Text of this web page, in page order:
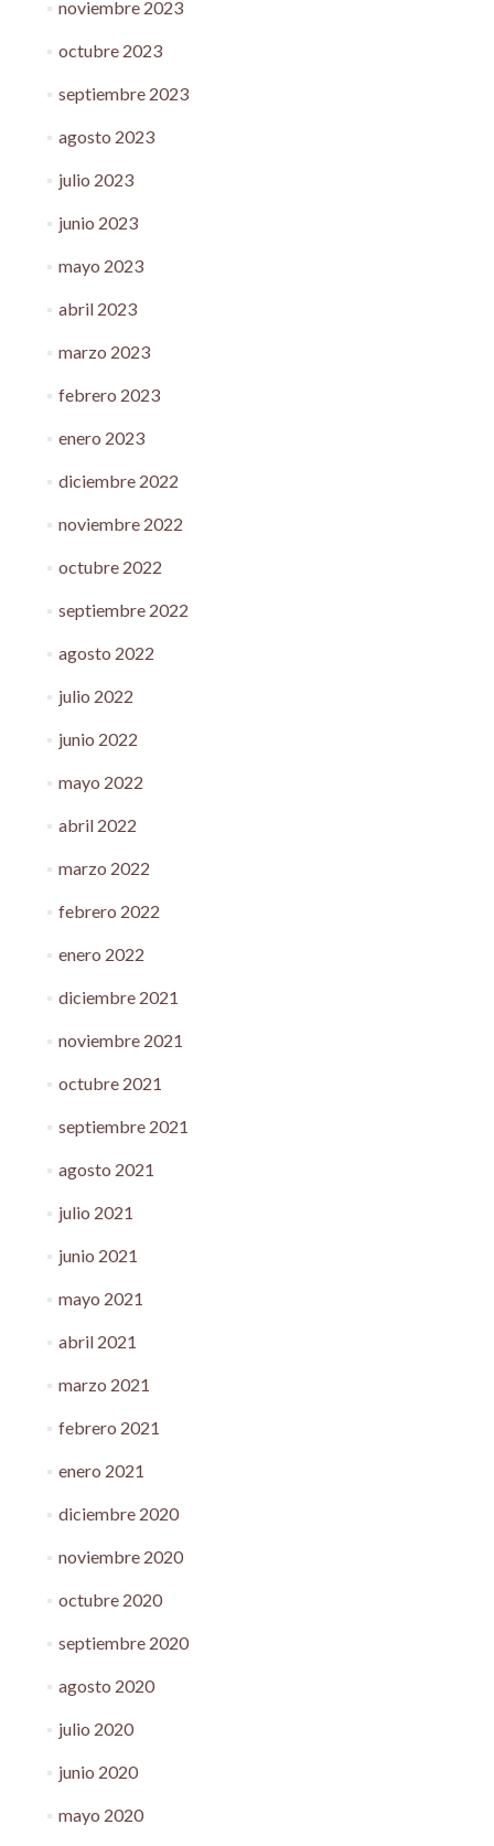
noviembre 2023
octubre 2023
septiembre 2023
agosto 2023
julio 2023
junio 2023
mayo 2023
abril 2023
marzo 2023
febrero 2023
enero 2023
diciembre 2022
noviembre 2022
octubre 2022
septiembre 2022
agosto 2022
julio 2022
junio 2022
mayo 2022
abril 2022
marzo 2022
febrero 2022
enero 2022
diciembre 2021
noviembre 2021
octubre 2021
septiembre 2021
agosto 2021
julio 2021
junio 2021
mayo 2021
abril 2021
marzo 2021
febrero 2021
enero 2021
diciembre 2020
noviembre 2020
octubre 2020
septiembre 2020
agosto 2020
julio 2020
junio 2020
mayo 2020